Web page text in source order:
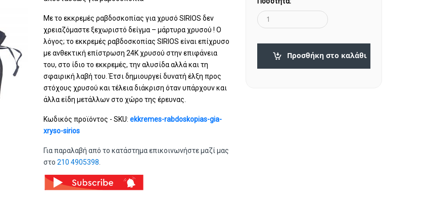
Με το εκκρεμές ραβδοσκοπίας για χρυσό SIRIOS δεν
χρειαζόμαστε ξεχωριστό δείγμα – μάρτυρα χρυσού ! O
λόγος; το εκκρεμές ραβδοσκοπίας SIRIOS είναι επίχρυσο
με ανθεκτική επίστρωση 24Κ χρυσού στην επιφάνεια
του, στο ίδιο το εκκρεμές, την αλυσίδα αλλά και τη
σφαιρική λαβή του. Έτσι δημιουργεί δυνατή έλξη προς
στόχους χρυσού και τέλεια διάκριση όταν υπάρχουν και
άλλα είδη μετάλλων στο χώρο της έρευνας.
Κωδικός προϊόντος - SKU: ekkremes-rabdoskopias-gia-
xryso-sirios
Για παραλαβή από το κατάστημα επικοινωνήστε μαζί μας
στο 210 4905398
Προσθήκη στο καλάθι